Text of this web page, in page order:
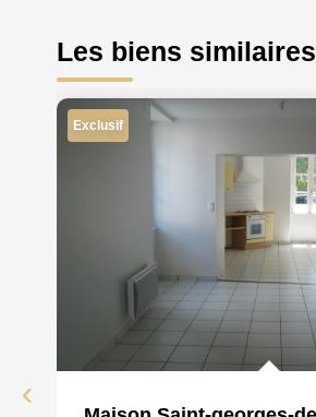
Les biens similaires
Exclusif